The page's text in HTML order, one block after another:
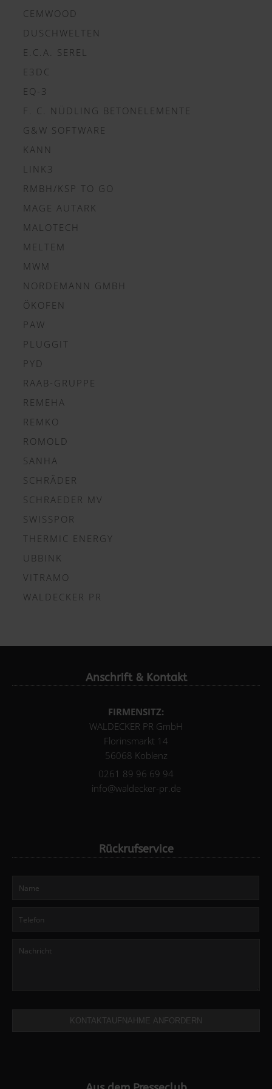
CEMWOOD
DUSCHWELTEN
E.C.A. SEREL
E3DC
EQ-3
F. C. NÜDLING BETONELEMENTE
G&W SOFTWARE
KANN
LINK3
RMBH/KSP TO GO
MAGE AUTARK
MALOTECH
MELTEM
MWM
NORDEMANN GMBH
ÖKOFEN
PAW
PLUGGIT
PYD
RAAB-GRUPPE
REMEHA
REMKO
ROMOLD
SANHA
SCHRÄDER
SCHRAEDER MV
SWISSPOR
THERMIC ENERGY
UBBINK
VITRAMO
WALDECKER PR
Anschrift & Kontakt
FIRMENSITZ:
WALDECKER PR GmbH
Florinsmarkt 14
56068 Koblenz
0261 89 96 69 94
info@waldecker-pr.de
Rückrufservice
KONTAKTAUFNAHME ANFORDERN